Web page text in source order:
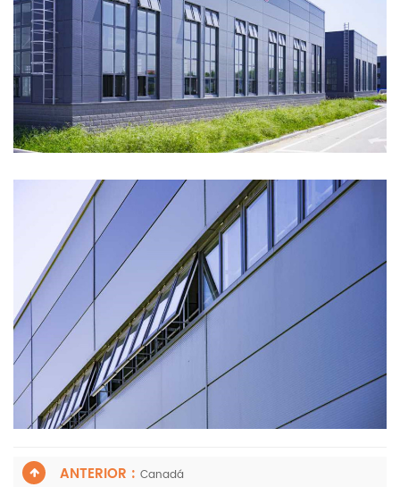
ANTERIOR : Canadá